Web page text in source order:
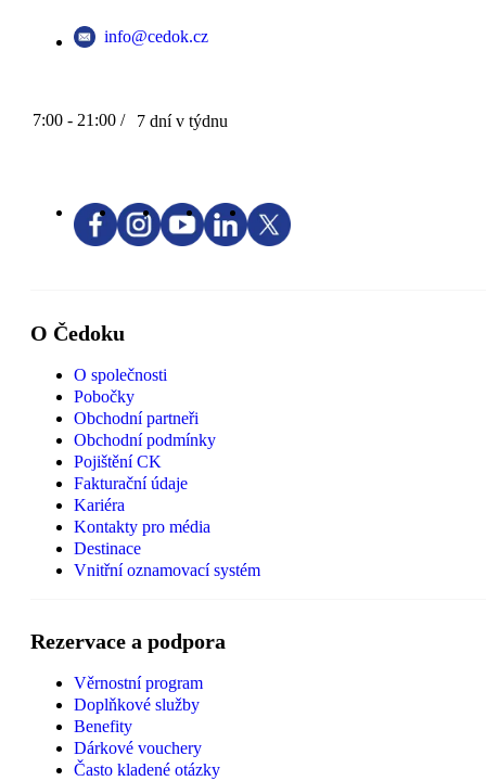
info@cedok.cz
7:00 - 21:00 / 7 dní v týdnu
O Čedoku
O společnosti
Pobočky
Obchodní partneři
Obchodní podmínky
Pojištění CK
Fakturační údaje
Kariéra
Kontakty pro média
Destinace
Vnitřní oznamovací systém
Rezervace a podpora
Věrnostní program
Doplňkové služby
Benefity
Dárkové vouchery
Často kladené otázky